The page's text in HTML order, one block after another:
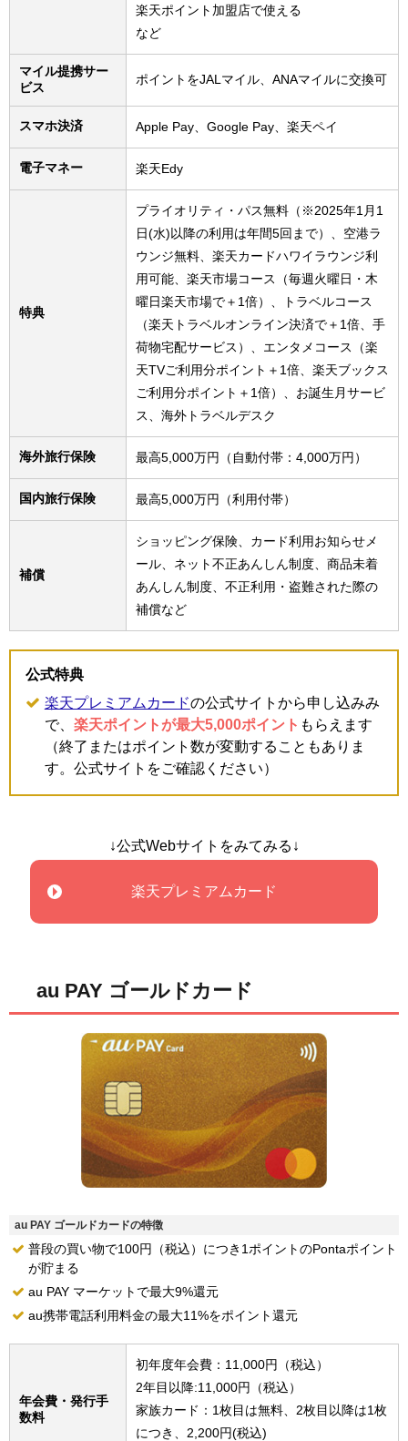
楽天ポイント加盟店で使える
など
マイル提携サー
ビス
ポイントをJALマイル、ANAマイルに交換可
スマホ決済 Apple Pay、Google Pay、楽天ペイ
電子マネー 楽天Edy
特典
プライオリティ・パス無料（※2025年1月1
日(水)以降の利用は年間5回まで）、空港ラ
ウンジ無料、楽天カードハワイラウンジ利
用可能、楽天市場コース（毎週火曜日・木
曜日楽天市場で＋1倍）、トラベルコース
（楽天トラベルオンライン決済で＋1倍、手
荷物宅配サービス）、エンタメコース（楽
天TVご利用分ポイント＋1倍、楽天ブックス
ご利用分ポイント＋1倍）、お誕生月サービ
ス、海外トラベルデスク
海外旅行保険 最高5,000万円（自動付帯：4,000万円）
国内旅行保険 最高5,000万円（利用付帯）
補償
ショッピング保険、カード利用お知らせメ
ール、ネット不正あんしん制度、商品未着
あんしん制度、不正利用・盗難された際の
補償など
公式特典
楽天プレミアムカードの公式サイトから申し込みみ
で、 楽天ポイントが最大5,000ポイント もらえます
（終了またはポイント数が変動することもありま
す。公式サイトをご確認ください）
↓公式Webサイトをみてみる↓
楽天プレミアムカード
au PAY ゴールドカード
au PAY ゴールドカードの特徴
普段の買い物で100円（税込）につき1ポイントのPontaポイント
が貯まる
au PAY マーケットで最大9%還元
au携帯電話利用料金の最大11%をポイント還元
年会費・発行手
数料
初年度年会費：11,000円（税込）
2年目以降:11,000円（税込）
家族カード：1枚目は無料、2枚目以降は1枚
につき、2,200円(税込)